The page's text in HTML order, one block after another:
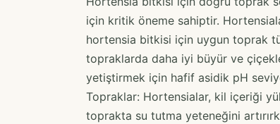
için kritik öneme sahiptir.
hortensia bitkisi için uygun toprak
topraklarda daha iyi büyür ve
yetiştirmek için hafif asidik pH
Topraklar: Hortensialar, kil içeriği
toprakta su tutma yeteneğini